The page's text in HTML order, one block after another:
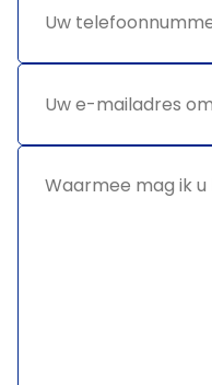
Uw e-
om u te
antwoorden
*
Waarmee
helpen?
*